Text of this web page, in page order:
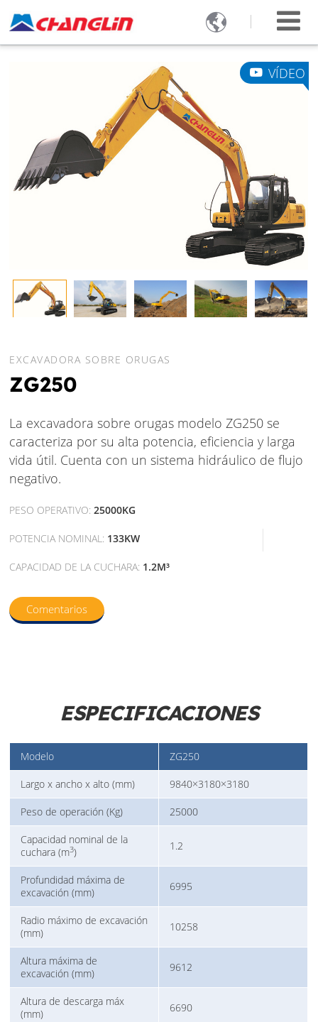

EXCAVADORA SOBRE ORUGAS
ZG250
La excavadora sobre orugas modelo ZG250 se
caracteriza por su alta potencia, eficiencia y larga
vida útil. Cuenta con un sistema hidráulico de flujo
negativo.
PESO OPERATIVO:25000KG
POTENCIA NOMINAL: 133KW
CAPACIDAD DE LA CUCHARA: 1.2M³
Comentarios
VÍDEO
ESPECIFICACIONES
Modelo ZG250
Largo x ancho x alto (mm) 9840×3180×3180
Peso de operación (Kg) 25000
Capacidad nominal de la
cuchara (m3) 1.2
Profundidad máxima de
excavación (mm)
6995
Radio máximo de excavación
(mm)
10258
Altura máxima de
excavación (mm)
9612
Altura de descarga máx
(mm)
6690